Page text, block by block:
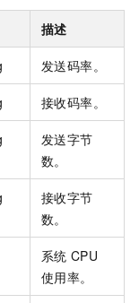
描述
发送码率。
接收码率。
发送字节
数。
接收字节
数。
系统 CPU
使用率。